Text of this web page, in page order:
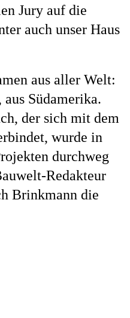
Jury auf die
auch unser Haus
aus aller Welt:
aus Südamerika.
der sich mit dem
wurde in
durchweg
Redakteur
Brinkmann die